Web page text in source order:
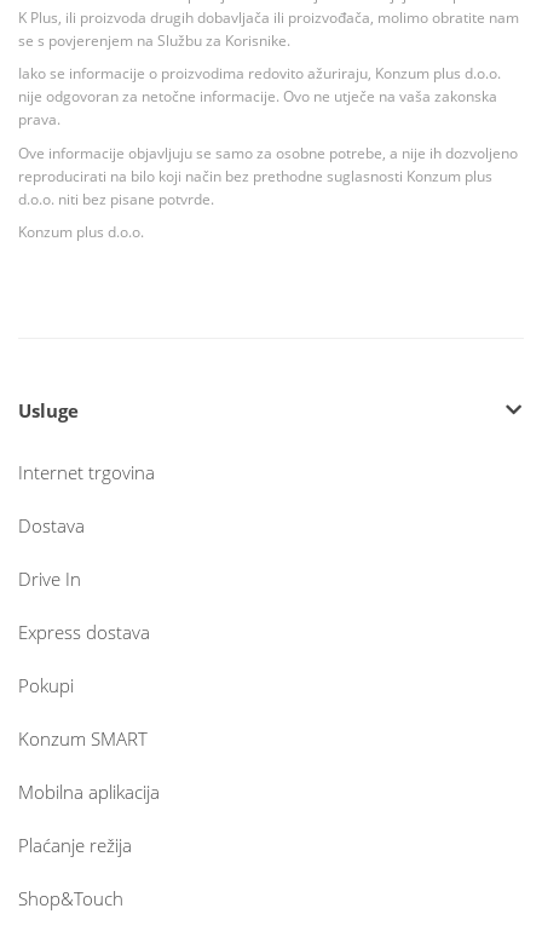
K Plus, ili proizvoda drugih dobavljača ili proizvođača, molimo obratite nam
se s povjerenjem na Službu za Korisnike.
Iako se informacije o proizvodima redovito ažuriraju, Konzum plus d.o.o.
nije odgovoran za netočne informacije. Ovo ne utječe na vaša zakonska
prava.
Ove informacije objavljuju se samo za osobne potrebe, a nije ih dozvoljeno
reproducirati na bilo koji način bez prethodne suglasnosti Konzum plus
d.o.o. niti bez pisane potvrde.
Konzum plus d.o.o.
Usluge
Internet trgovina
Dostava
Drive In
Express dostava
Pokupi
Konzum SMART
Mobilna aplikacija
Plaćanje režija
Shop&Touch